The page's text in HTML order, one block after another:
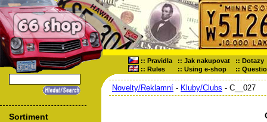
:: Pravidla :: Jak nakupovat :: Dotazy
:: Rules :: Using e-shop ::
Sortiment
Novelty/Reklamní - Kluby/Clubs - C__027